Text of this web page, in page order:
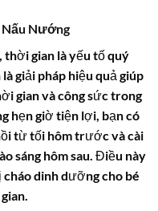
Nấu Nướng
thời gian là yếu tố quý
giải pháp hiệu quả giúp
gian và công sức trong
hẹn giờ tiện lợi, bạn có
từ tối hôm trước và cài
sáng hôm sau. Điều này
dinh dưỡng cho bé